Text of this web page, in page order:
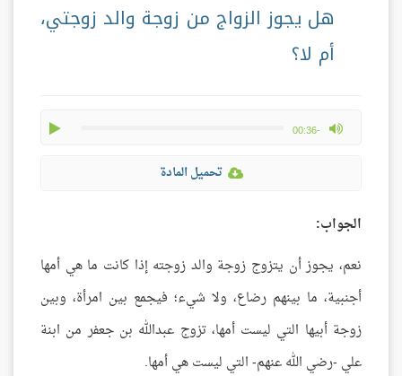
هل يجوز الزواج من زوجة والد زوجتي،
أم لا؟
-00:36
max volume
تحميل المادة
الجواب:
نعم، يجوز أن يتزوج زوجة والد زوجته إذا كانت ما هي أمها
أجنبية، ما بينهم رضاع، ولا شيء؛ فيجمع بين امرأة، وبين
زوجة أبيها التي ليست أمها، تزوج عبدالله بن جعفر من ابنة
علي -رضي الله عنهم- التي ليست هي أمها.